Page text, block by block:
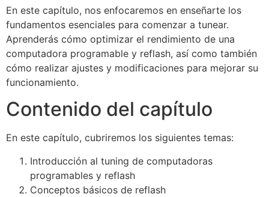
En este capítulo, nos enfocaremos en enseñarte los
fundamentos esenciales para comenzar a tunear.
Aprenderás cómo optimizar el rendimiento de una
computadora programable y reflash, así como también
cómo realizar ajustes y modificaciones para mejorar su
funcionamiento.
Contenido del capítulo
En este capítulo, cubriremos los siguientes temas:
Introducción al tuning de computadoras
programables y reflash
Conceptos básicos de reflash